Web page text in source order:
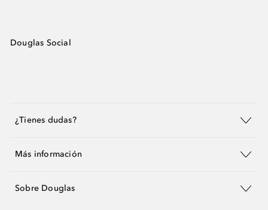
Douglas Social
¿Tienes dudas?
Más información
Sobre Douglas